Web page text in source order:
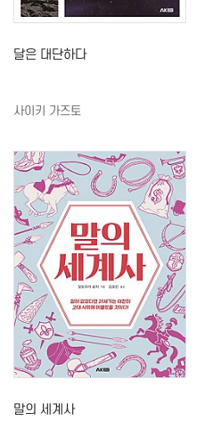
달은 대단하다
사이키 가즈토
말의 세계사